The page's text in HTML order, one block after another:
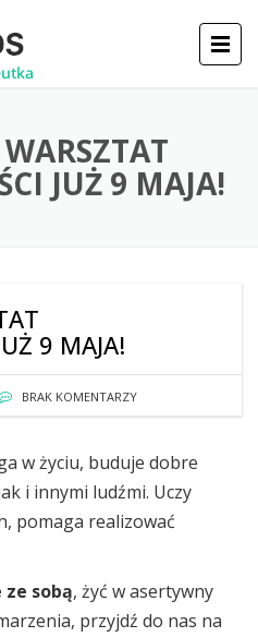
JUŻ 9 MAJA!
9 MAJA!
BRAK KOMENTARZY
w życiu, buduje dobre
i innymi ludźmi. Uczy
pomaga realizować
sobą, żyć w asertywny
przyjdź do nas na